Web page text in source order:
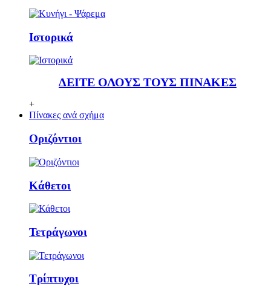
Ιστορικά
ΔΕΙΤΕ ΟΛΟΥΣ ΤΟΥΣ ΠΙΝΑΚΕΣ
+
Πίνακες ανά σχήμα
Οριζόντιοι
Κάθετoι
Τετράγωνοι
Τρίπτυχοι